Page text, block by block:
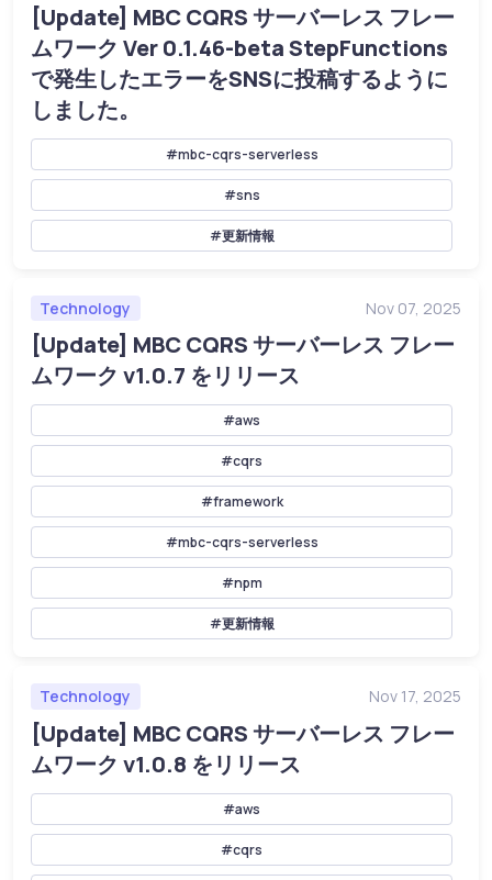
[Update] MBC CQRS サーバーレス フレー
ムワーク Ver 0.1.46-beta StepFunctions
で発生したエラーをSNSに投稿するように
しました。
#mbc-cqrs-serverless
#sns
#更新情報
Technology Nov 07, 2025
[Update] MBC CQRS サーバーレス フレー
ムワーク v1.0.7 をリリース
#aws
#cqrs
#framework
#mbc-cqrs-serverless
#npm
#更新情報
Technology Nov 17, 2025
[Update] MBC CQRS サーバーレス フレー
ムワーク v1.0.8 をリリース
#aws
#cqrs